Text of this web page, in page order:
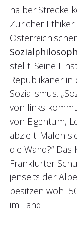
halber Strecke
Züricher
stellt. Seine
Republikaner in
Sozialismus.
von links
von Eigentum,
abzielt. Malen
die Wand?“
Frankfurter
jenseits der
besitzen wohl
im Land.